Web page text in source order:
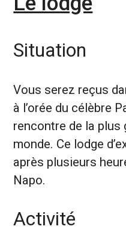
Situation
Vous serez reçus
à l’orée du célèbre
rencontre de la plus
monde. Ce lodge
après plusieurs
Napo.
Activité